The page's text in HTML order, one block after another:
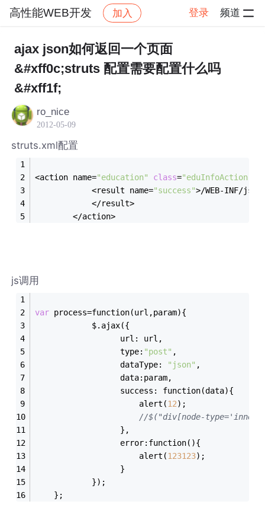
高性能WEB开发 加入 登录 频道
社区 高性能WEB开发 帖子详情
ajax json如何返回一个页面
&#xff0c;struts 配置需要配置什么吗
&#xff1f;
ro_nice
2012-05-09
struts.xml配置
<action name="education" class="eduInfoAction"
			<result name=
"success">/WEB-INF/
			</result>
		</action>
js调用
var process=function(url,param){
			$.ajax({
				  url: url,
				  type:
"post" ,
				  dataType:
"json" ,
				  data:param,
				  success: function(data){
					  alert(
12);
//$("div[node-
				  },
				  error:function(){
					  alert(
123123);
				  }
	};